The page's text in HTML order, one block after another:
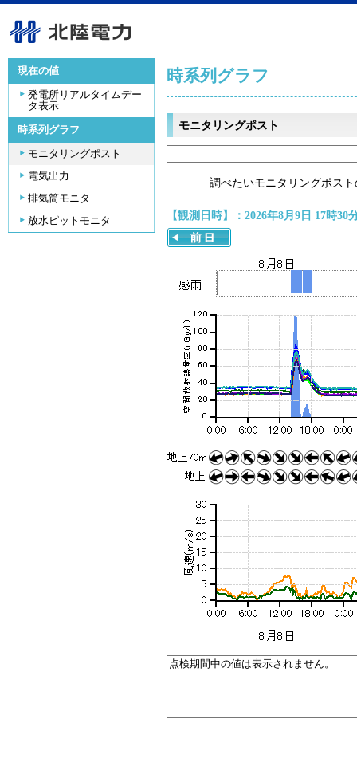
現在の値
発電所リアルタイムデー
タ表示
時系列グラフ
モニタリングポスト
電気出力
排気筒モニタ
放水ピットモニタ
時系列グラフ
モニタリングポスト
調べたいモニタリングポス
【観測日時】：2026年8月9日 17時30